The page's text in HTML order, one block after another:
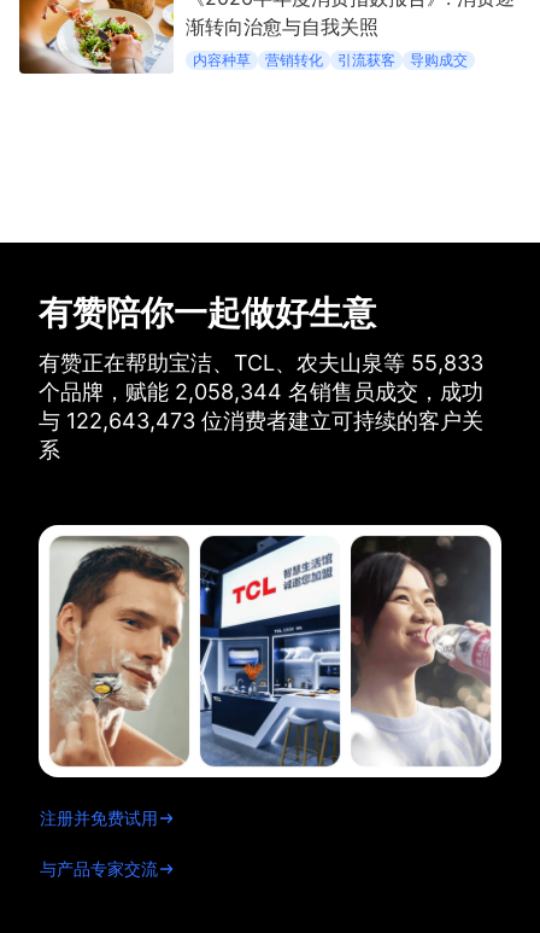
渐转向治愈与自我关照
内容种草 营销转化 引流获客 导购成交
有赞陪你一起做好生意
有赞正在帮助宝洁、TCL、农夫山泉等 55,833
个品牌， 赋能 2,058,344 名销售员成交， 成功
与 122,643,473 位消费者建立可持续的客户关
系
注册并免费试用
与产品专家交流